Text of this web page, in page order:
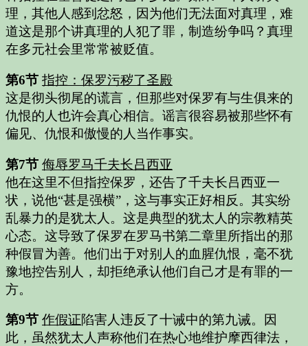
理，其他人感到忿怒，因为他们无法面对真理，难
道这是那个讲真理的人犯了罪，制造纷争吗？真理
在多元社会里常常被贬值。
第6节 指控：保罗污秽了圣殿
这是彻头彻尾的谎言，但那些对保罗有与生俱来的
仇恨的人也许会真心相信。谣言很容易被那些怀有
偏见、仇恨和傲慢的人当作事实。
第7节 侮辱罗马千夫长吕西亚
他在这里不但指控保罗，还告了千夫长吕西亚一
状，说他“甚是强横”，这与事实正好相反。其实纷
乱暴力的是犹太人。这是典型的犹太人的宗教精英
心态。这导致了保罗在罗马书第二章里所指出的那
种假冒为善。他们出于对别人的血腥仇恨，毫不犹
豫地控告别人，却拒绝承认他们自己才是有罪的一
方。
第9节 作假证陷害人违反了十诫中的第九诫。因
此，虽然犹太人声称他们在热心地维护摩西律法，